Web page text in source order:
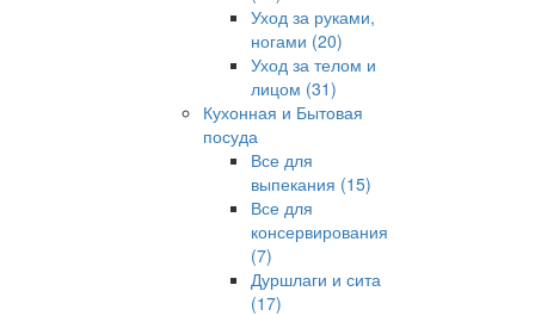
Уход за руками,
ногами (20)
Уход за телом и
лицом (31)
Кухонная и Бытовая
посуда
Все для
выпекания (15)
Все для
консервирования
(7)
Дуршлаги и сита
(17)